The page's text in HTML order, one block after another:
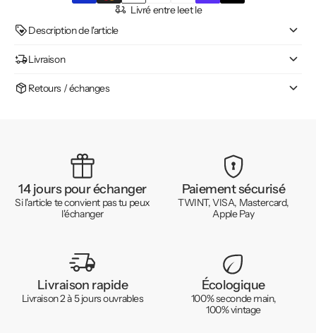
Livré entre leet le
Description de l'article
Livraison
Retours / échanges
14 jours pour échanger
Si l'article te convient pas tu peux
l'échanger
Paiement sécurisé
TWINT, VISA, Mastercard,
Apple Pay
Livraison rapide
Livraison 2 à 5 jours ouvrables
Écologique
100% seconde main,
100% vintage